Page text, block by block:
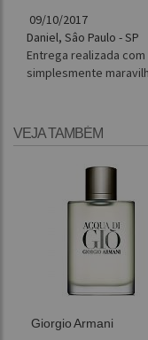
09/10/2017
Daniel, Sâo Paulo - SP
Entrega realizada
simplesmente
VEJA TAMBÉM
Giorgio Armani